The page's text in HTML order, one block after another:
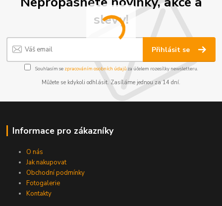
slevy!
Přihlásit se
Souhlasím se zpracováním osobních údajůza účelem rozesílky newsletteru.
Můžete se kdykoli odhlásit. Zasíláme jednou za 14 dní.
Informace pro zákazníky
O nás
Jak nakupovat
Obchodní podmínky
Fotogalerie
Kontakty